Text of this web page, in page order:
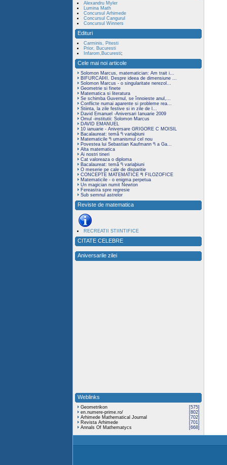
Alexandru Myler
Lumina Math
Concursul Arhimede
Concursul Cangurul
Concursul Winners
Edituri
Carminis, Pitesti
Prior, Bucuresti
Infarom,Bucuresti;
Cele mai noi articole
Solomon Marcus, matematician: Am trait i...
BIFURCAÞII. Despre ideea de dimensiune ...
Solomon Marcus - o singularitate nerezol...
Geometrie si finete
Matematica si literatura
Se schimba Guvernul, se înnoieste anul,...
Conflicte numai aparente si probleme rea...
Stiinta, la zile festive si in zile de l...
David Emanuel -Aniversari Ianuarie 2009
Omul -institutii: Solomon Marcus
DAVID EMANUEL
10 ianuarie - Aniversare GRIGORE C MOISIL
Bacalaureat: temã ºi variaþiuni
Matematicile ºi umanismul cel nou
Povestea lui Sebastian Kaufmann ºi a Ga...
Alta matematica
Ai nostri tineri
Cat valoreaza o diploma
Bacalaureat: temã ºi variaþiuni
O meserie pe cale de disparitie
CONCEPTE MATEMATICE ªI FILOZOFICE
Matematicile - o enigma perpetua
Un magician numit Newton
Fereastra spre regresie
Sub semnul astrelor
Reviste de matematica
RECREATII STIINTIFICE
CITATE CELEBRE
Aniversarile zilei
Weblinks
Geometrikon
[575]
en.numere-prime.ro/
[802]
Arhimede Mathematical Journal
[702]
Revista Arhimede
[701]
Annals Of Mathematycs
[668]